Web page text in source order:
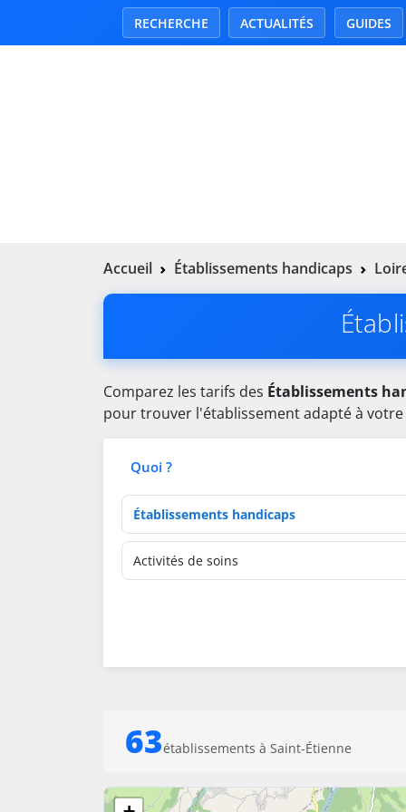
RECHERCHE ACTUALITÉS GUIDES
Accueil Établissements handicaps
Comparez les tarifs des Établissements
pour trouver l'établissement adapté à
Quoi ?
Type d'établissement
Activités de soins
63établissements à Saint-Étienne